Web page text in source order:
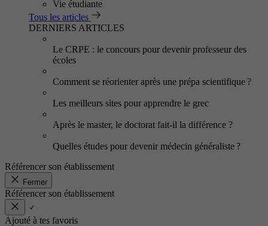
Vie étudiante
Tous les articles
DERNIERS ARTICLES
Le CRPE : le concours pour devenir professeur des
écoles
Comment se réorienter après une prépa scientifique ?
Les meilleurs sites pour apprendre le grec
Après le master, le doctorat fait-il la différence ?
Quelles études pour devenir médecin généraliste ?
Référencer son établissement
Fermer
Référencer son établissement
Ajouté à tes favoris